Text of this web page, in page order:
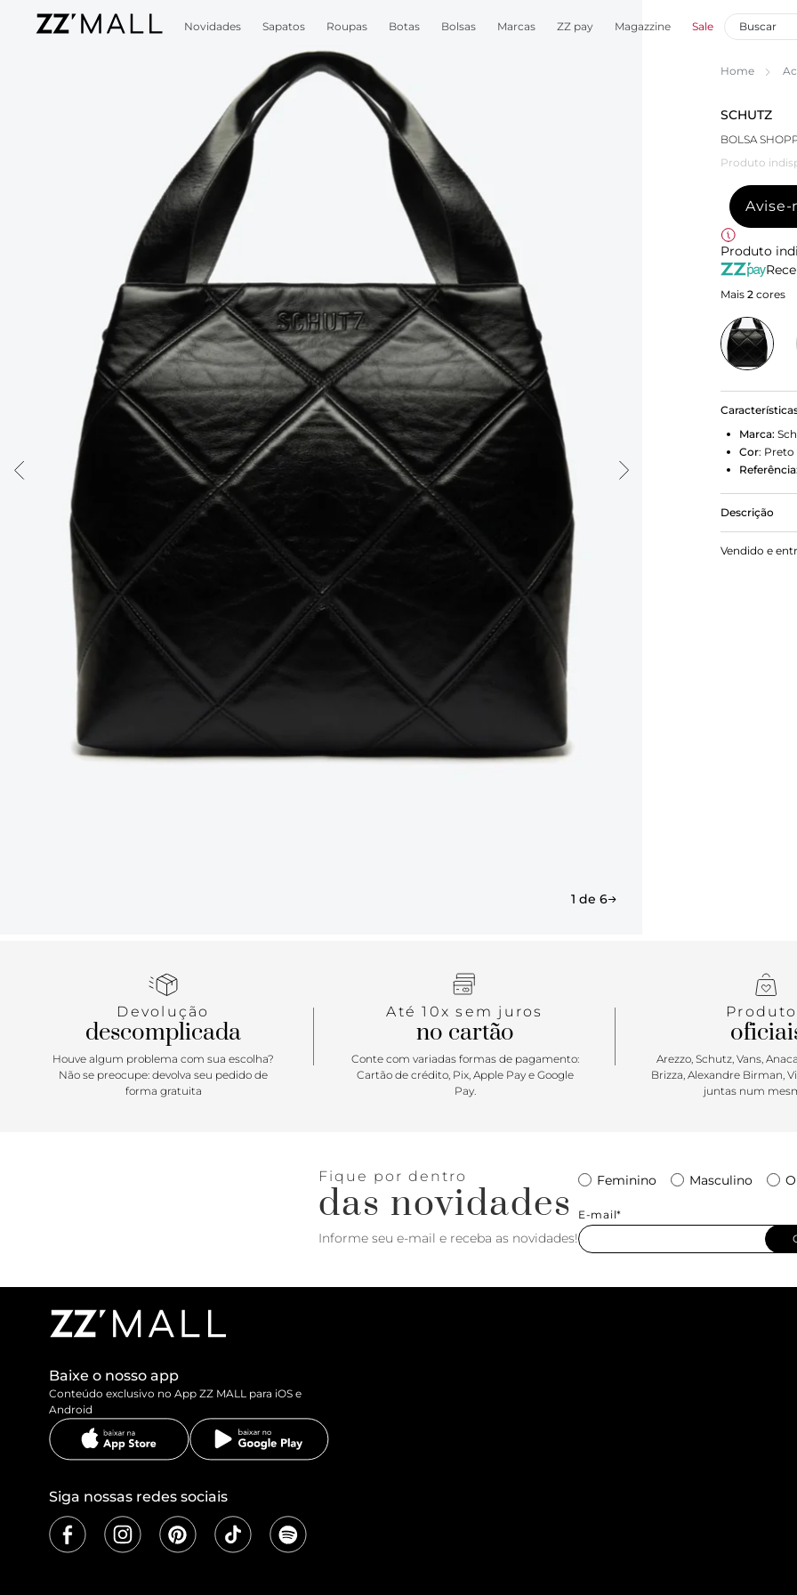
Novidades Sapatos Roupas Botas Bolsas Marcas ZZ pay Magazzine Sale
1 de 6
Home
SCHUTZ
BOLSA
Produto
Avise-
Produto
Mais 2 cores
Marca:
Cor: Preto
Referência:
Descrição
Com um
se destaca
Vendido e
Devolução
descomplicada
Houve algum problema com sua escolha?
Não se preocupe: devolva seu pedido de
forma gratuita
Até 10x sem juros
no cartão
Conte com variadas formas de pagamento:
Cartão de crédito, Pix, Apple Pay e Google
Pay.
Arezzo, Schutz, Vans,
Brizza, Alexandre Birman,
juntas num
Fique por dentro
das novidades
Informe seu e-mail e receba as novidades!
Feminino Masculino
E-mail*
Baixe o nosso app
Conteúdo exclusivo no App ZZ MALL para iOS e
Android
Siga nossas redes sociais